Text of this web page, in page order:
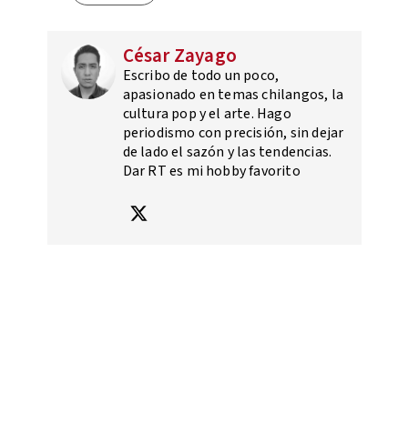
César Zayago
Escribo de todo un poco,
apasionado en temas chilangos, la
cultura pop y el arte. Hago
periodismo con precisión, sin dejar
de lado el sazón y las tendencias.
Dar RT es mi hobby favorito